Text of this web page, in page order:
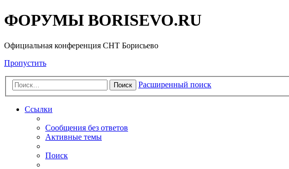
ФОРУМЫ BORISEVO.RU
Официальная конференция СНТ Борисьево
Пропустить
Поиск Расширенный поиск
Ссылки
Сообщения без ответов
Активные темы
Поиск